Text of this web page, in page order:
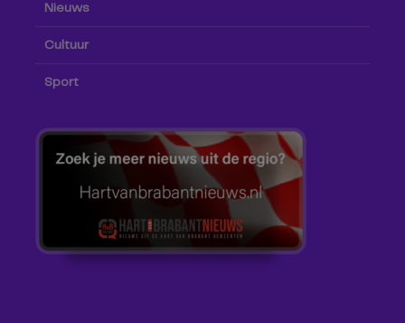
Nieuws
Cultuur
Sport